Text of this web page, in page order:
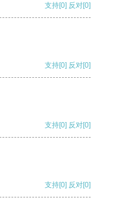
支持[0] 反对[0]
支持[0] 反对[0]
支持[0] 反对[0]
支持[0] 反对[0]